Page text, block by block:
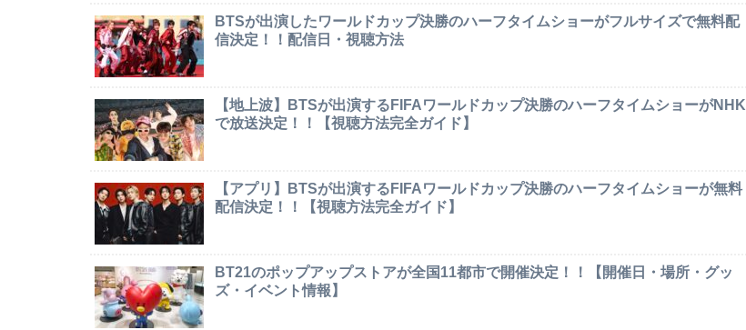
BTSが出演したワールドカップ決勝のハーフタイムショーがフルサイズで無料配
信決定！！配信日・視聴方法
【地上波】BTSが出演するFIFAワールドカップ決勝のハーフタイムショーがNHK
で放送決定！！【視聴方法完全ガイド】
【アプリ】BTSが出演するFIFAワールドカップ決勝のハーフタイムショーが無料
配信決定！！【視聴方法完全ガイド】
BT21のポップアップストアが全国11都市で開催決定！！【開催日・場所・グッ
ズ・イベント情報】